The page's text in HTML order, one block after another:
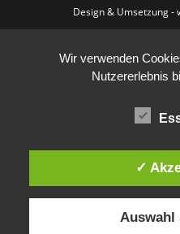
Design & Umsetzung -
Wir verwenden
Nutzererlebnis
✓
Auswahl